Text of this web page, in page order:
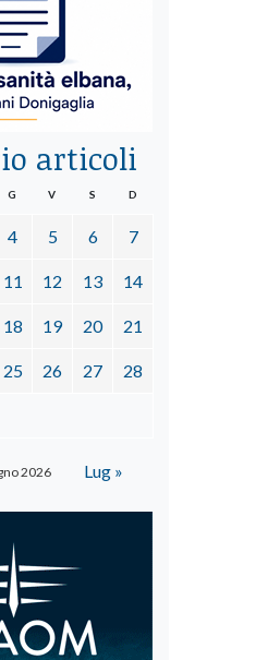
articoli
2026
G V S D
4 5 6 7
11 12 13 14
18 19 20 21
25 26 27 28
Lug »